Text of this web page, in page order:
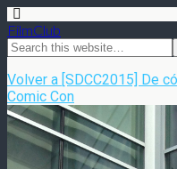
FilmClub
Volver a [SDCC2015] De
Comic Con